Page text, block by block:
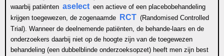
waarbij patiënten aselect een actieve of een placebobehandeling
krijgen toegewezen, de zogenaamde
RCT (Randomised Controlled
Trial). Wanneer de deelnemende patiënten, de behande-laars en de
onderzoekers daarbij niet op de hoogte zijn van de toegewezen
behandeling (een dubbelblinde onderzoeksopzet) heeft men zijn best